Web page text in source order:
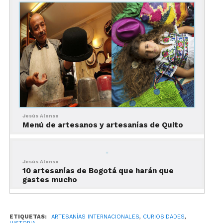
llegado para vender hoces en lugar de armas,
evocado por Aristófanes en La paz (1198-1206),
otros eran sedentarios. Proporcionaban a los
campesinos los objetos que no podían encargarse
de fabricar ellos mismos: se encuentra en la
Odisea (XVIII, 328) y en Hesíodo referencias a la
fragua de la ciudad, donde se fabricaban y sobre
todo se forjaban las herramientas metálicas.
También se
cerámica,
la vez a
Jesús Alonso
Menú de artesanos y artesanías de Quito
Jesús Alonso
10 artesanías de Bogotá que harán que
gastes mucho
ETIQUETAS: ARTESANÍAS INTERNACIONALES, CURIOSIDADES,